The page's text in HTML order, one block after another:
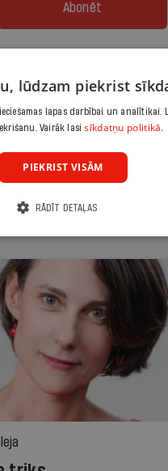
Abonēt
lūdzam piekrist
lapas darbībai un analītikai.
Vairāk lasisīkdatņu politikā.
PIEKRIST VISĀM
RĀDĪT DETAĻAS